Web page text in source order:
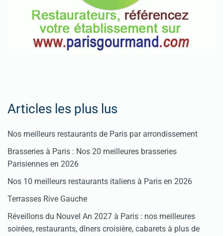
Articles les plus lus
Nos meilleurs restaurants de Paris par arrondissement
Brasseries à Paris : Nos 20 meilleures brasseries
Parisiennes en 2026
Nos 10 meilleurs restaurants italiens à Paris en 2026
Terrasses Rive Gauche
Réveillons du Nouvel An 2027 à Paris : nos meilleures
soirées, restaurants, dîners croisière, cabarets à plus de